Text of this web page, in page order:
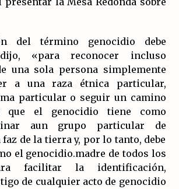
del término genocidio debe
«para reconocer incluso
una sola persona simplemente
a una raza étnica particular,
particular o seguir un camino
que el genocidio tiene como
aun grupo particular de
de la tierra y, por lo tanto, debe
el genocidio.madre de todos los
facilitar la identificación,
de cualquier acto de genocidio